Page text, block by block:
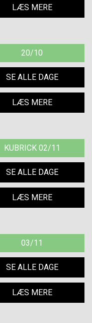
LÆS MERE
20/10
SE ALLE DAGE
LÆS MERE
KUBRICK 02/11
SE ALLE DAGE
LÆS MERE
03/11
SE ALLE DAGE
LÆS MERE